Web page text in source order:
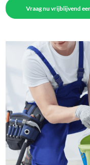
Vraag nu vrijblijvend